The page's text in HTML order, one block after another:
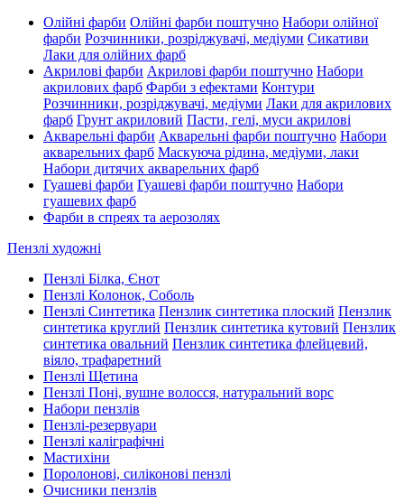
Олійні фарби Олійні фарби поштучно Набори олійної
фарби Розчинники, розріджувачі, медіуми Сикативи
Лаки для олійних фарб
Акрилові фарби Акрилові фарби поштучно Набори
акрилових фарб Фарби з ефектами Контури
Розчинники, розріджувачі, медіуми Лаки для акрилових
фарб Грунт акриловий Пасти, гелі, муси акрилові
Акварельні фарби Акварельні фарби поштучно Набори
акварельних фарб Маскуюча рідина, медіуми, лаки
Набори дитячих акварельних фарб
Гуашеві фарби Гуашеві фарби поштучно Набори
гуашевих фарб
Фарби в спреях та аерозолях
Пензлі художні
Пензлі Білка, Єнот
Пензлі Колонок, Соболь
Пензлі Синтетика Пензлик синтетика плоский Пензлик
синтетика круглий Пензлик синтетика кутовий Пензлик
синтетика овальний Пензлик синтетика флейцевий,
віяло, трафаретний
Пензлі Щетина
Пензлі Поні, вушне волосся, натуральний ворс
Набори пензлів
Пензлі-резервуари
Пензлі каліграфічні
Мастихіни
Поролонові, силіконові пензлі
Очисники пензлів